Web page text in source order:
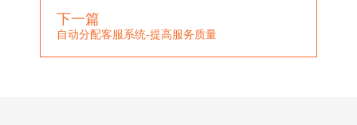
下一篇
自动分配客服系统-提高服务质量